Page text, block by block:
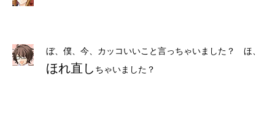
ぼ、僕、今、カッコいいこと言っちゃいました？ ほ、
ほれ直し ちゃいました？